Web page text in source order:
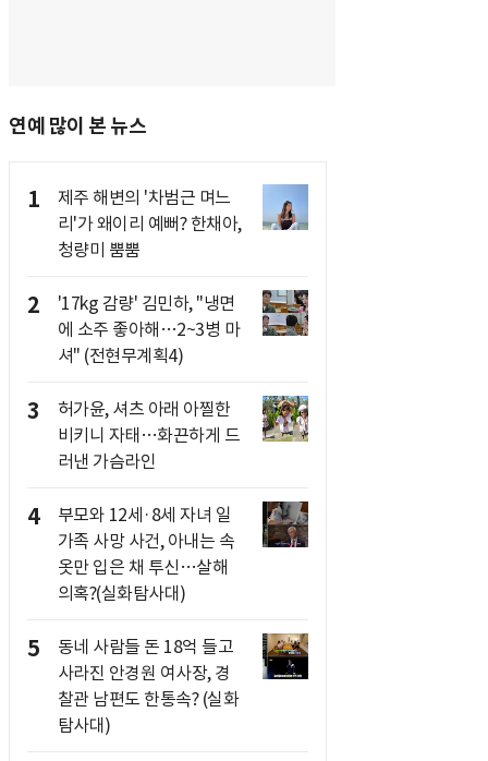
연예 많이 본 뉴스
1
제주 해변의 '차범근 며느
리'가 왜이리 예뻐? 한채아,
청량미 뿜뿜
2
'17kg 감량' 김민하, "냉면
에 소주 좋아해…2~3병 마
셔" (전현무계획4)
3
허가윤, 셔츠 아래 아찔한
비키니 자태…화끈하게 드
러낸 가슴라인
4
부모와 12세·8세 자녀 일
가족 사망 사건, 아내는 속
옷만 입은 채 투신…살해
의혹?(실화탐사대)
5
동네 사람들 돈 18억 들고
사라진 안경원 여사장, 경
찰관 남편도 한통속? (실화
탐사대)